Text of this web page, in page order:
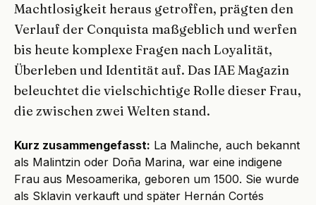
Machtlosigkeit heraus getroffen, prägten den
Verlauf der Conquista maßgeblich und werfen
bis heute komplexe Fragen nach Loyalität,
Überleben und Identität auf. Das IAE Magazin
beleuchtet die vielschichtige Rolle dieser Frau,
die zwischen zwei Welten stand.
Kurz zusammengefasst: La Malinche, auch bekannt
als Malintzin oder Doña Marina, war eine indigene
Frau aus Mesoamerika, geboren um 1500. Sie wurde
als Sklavin verkauft und später Hernán Cortés